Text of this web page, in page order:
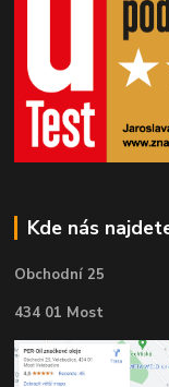
Kde nás
Obchodní 25
434 01 Most